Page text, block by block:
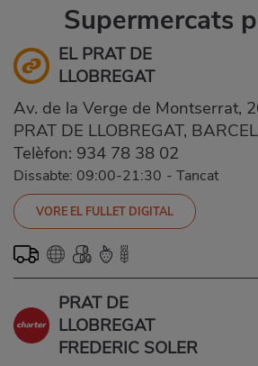
Supermercats
EL PRAT DE
LLOBREGAT
Av. de la Verge de Montserrat,
PRAT DE LLOBREGAT,
Telèfon: 934 78 38 02
Dissabte: 09:00-21:30 - Tancat
VORE EL FULLET DIGITAL
PRAT DE
LLOBREGAT
FREDERIC SOLER